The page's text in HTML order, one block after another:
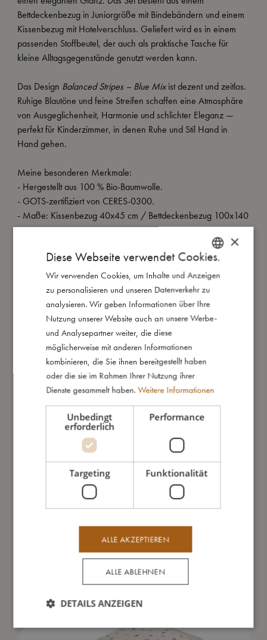
Bettdeckenbezug in Juniorgröße mit Bindebändern und einem
Kissenbezug mit Hotelverschluss. Geliefert wird es in einem
passenden Stoffbeutel, der auch als praktische Tasche für
kleine Alltagsgegenstände genutzt werden kann.
Das Design Balanced Stripes – Blue Mixist dezent und zeitlos.
Ruhige Blautöne und feine Streifen schaffen eine Atmosphäre
von Ausgeglichenheit, Harmonie und schlichter Eleganz —
perfekt für Kinderzimmer, in denen Ruhe und Stil Hand in
Hand gehen.
Meine besonderen Merkmale:
- Hergestellt aus 100 % Bio-Baumwolle.
- GOTS-zertifiziert von CERES-0300.
- Maße: Kissenbezug 40x45 cm / Bettdeckenbezug 100x140
cm.
- Bettdeckenbezug mit Bindebändern und Kissenbezug mit
Hotelverschluss.
- Wird in einem passenden Stoffbeutel zur Aufbewahrung und
Wiederverwendung geliefert.
So groß bin ich
Daraus bin ich gemacht
So kannst Du mich pflegen
Das könnte dir auch gefallen
DANISH
ENGLISH
GERMAN
×
Diese Webseite verwendet Cookies.
Wir verwenden Cookies, um Inhalte und Anzeigen
zu personalisieren und unseren Datenverkehr zu
analysieren. Wir geben Informationen über Ihre
Nutzung unserer Website auch an unsere Werbe-
und Analysepartner weiter, die diese
möglicherweise mit anderen Informationen
kombinieren, die Sie ihnen bereitgestellt haben
oder die sie im Rahmen Ihrer Nutzung ihrer
Dienste gesammelt haben. Weitere Informationen
Unbedingt
erforderlich
Performance
Targeting Funktionalität
ALLE AKZEPTIEREN
ALLE ABLEHNEN
DETAILS ANZEIGEN